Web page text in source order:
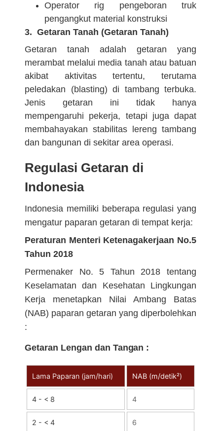
Operator rig pengeboran truk
pengangkut material konstruksi
3. Getaran Tanah (Getaran Tanah)
Getaran tanah adalah getaran yang
merambat melalui media tanah atau batuan
akibat aktivitas tertentu, terutama
peledakan (blasting) di tambang terbuka.
Jenis getaran ini tidak hanya
mempengaruhi pekerja, tetapi juga dapat
membahayakan stabilitas lereng tambang
dan bangunan di sekitar area operasi.
Regulasi Getaran di
Indonesia
Indonesia memiliki beberapa regulasi yang
mengatur paparan getaran di tempat kerja:
Peraturan Menteri Ketenagakerjaan No.5
Tahun 2018
Permenaker No. 5 Tahun 2018 tentang
Keselamatan dan Kesehatan Lingkungan
Kerja menetapkan Nilai Ambang Batas
(NAB) paparan getaran yang diperbolehkan
:
Getaran Lengan dan Tangan :
Lama Paparan (jam/hari) NAB (m/detik²)
4 - < 8 4
2 - < 4 6